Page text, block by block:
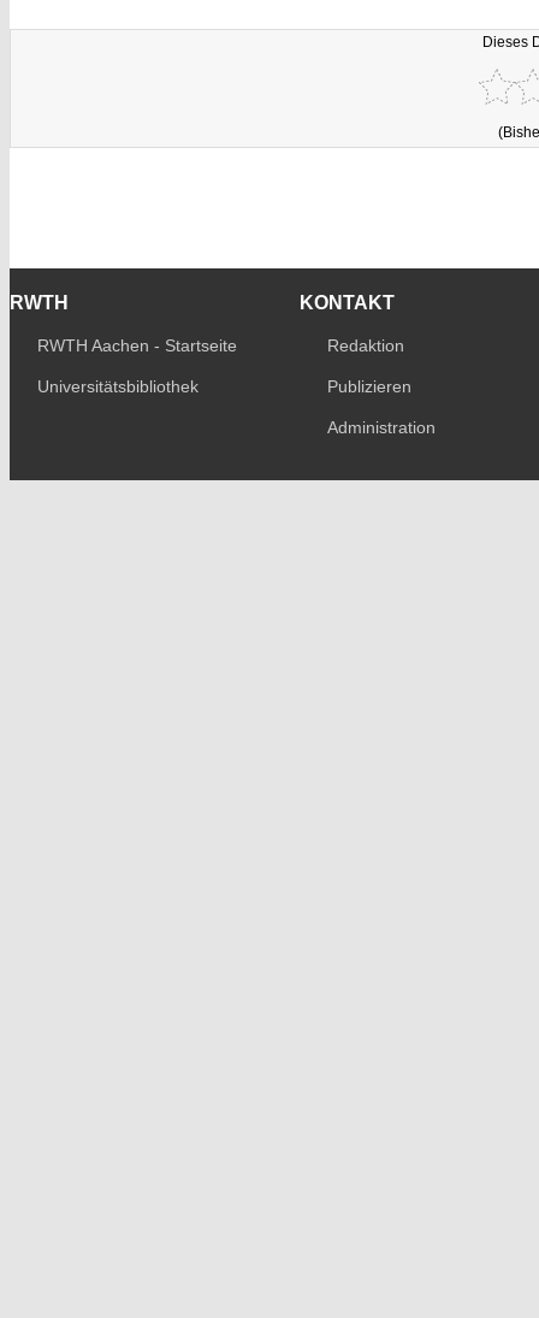
Dieses
RWTH
RWTH Aachen - Startseite
Universitätsbibliothek
KONTAKT
Redaktion
Publizieren
Administration